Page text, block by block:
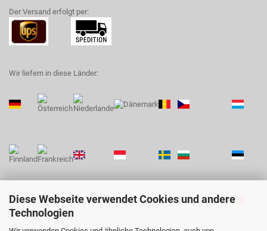
Diese Webseite verwendet Cookies und andere
Technologien
Der Versand erfolgt per:
Wir liefern in diese Länder: